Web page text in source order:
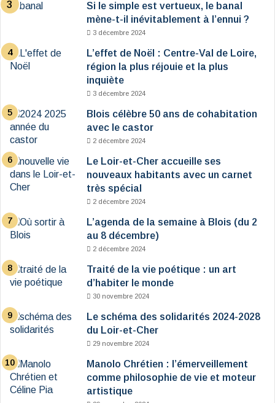
Si le simple est vertueux, le banal
mène-t-il inévitablement à l’ennui ?
3 décembre 2024
L’effet de Noël : Centre-Val de Loire,
région la plus réjouie et la plus
inquiète
3 décembre 2024
Blois célèbre 50 ans de cohabitation
avec le castor
2 décembre 2024
Le Loir-et-Cher accueille ses
nouveaux habitants avec un carnet
très spécial
2 décembre 2024
L’agenda de la semaine à Blois (du 2
au 8 décembre)
2 décembre 2024
Traité de la vie poétique : un art
d’habiter le monde
30 novembre 2024
Le schéma des solidarités 2024-2028
du Loir-et-Cher
29 novembre 2024
Manolo Chrétien : l’émerveillement
comme philosophie de vie et moteur
artistique